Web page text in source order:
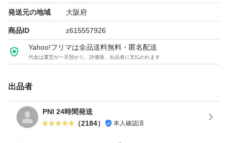
発送元の地域 大阪府
商品ID z615557926
Yahoo!フリマは全品送料無料・匿名配送
代金は運営が一旦預かり、評価後、出品者に支払われます
出品者
PNI 24時間発送
（2184） 本人確認済